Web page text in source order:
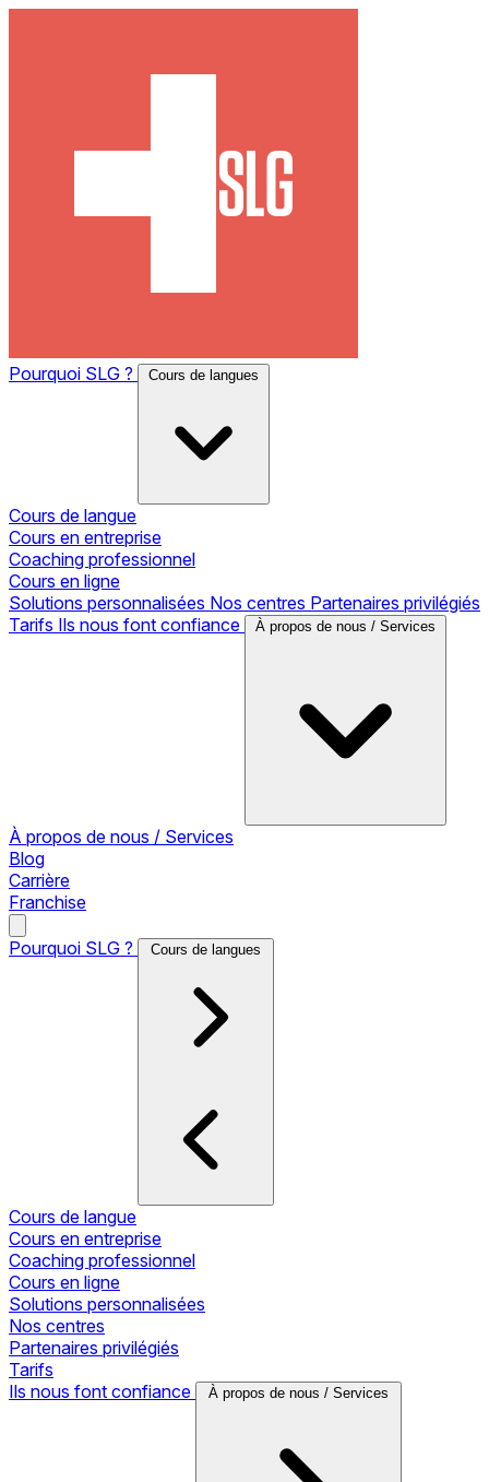
Pourquoi SLG ? Cours de langues
Cours de langue
Cours en entreprise
Coaching professionnel
Cours en ligne
Solutions personnalisées Nos centres Partenaires privilégiés
Tarifs Ils nous font confiance À propos de nous / Services
À propos de nous / Services
Blog
Carrière
Franchise
Pourquoi SLG ? Cours de langues
Cours de langue
Cours en entreprise
Coaching professionnel
Cours en ligne
Solutions personnalisées
Nos centres
Partenaires privilégiés
Tarifs
Ils nous font confiance
À propos de nous / Services